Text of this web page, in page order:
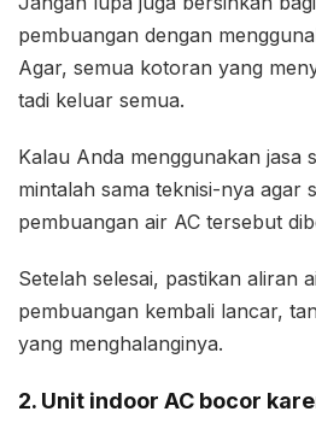
pembuangan dengan
Agar, semua kotoran yang
tadi keluar semua.
Kalau Anda menggunakan jasa
mintalah sama teknisi-nya agar
pembuangan air AC tersebut
Setelah selesai, pastikan aliran
pembuangan kembali lancar,
yang menghalanginya.
2. Unit indoor AC bocor